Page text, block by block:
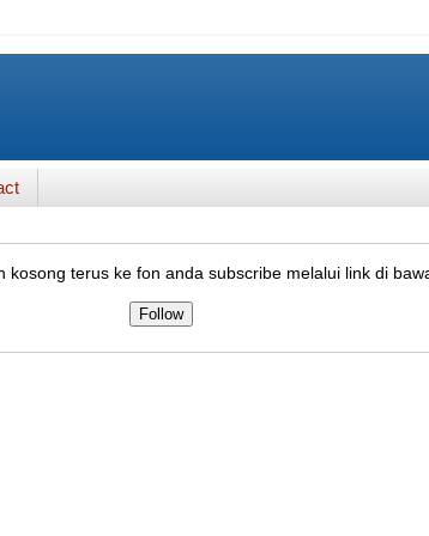
kosong terus ke fon anda subscribe melalui link di